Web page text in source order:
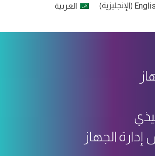
(الإنجليزية) العربية
الجهاز